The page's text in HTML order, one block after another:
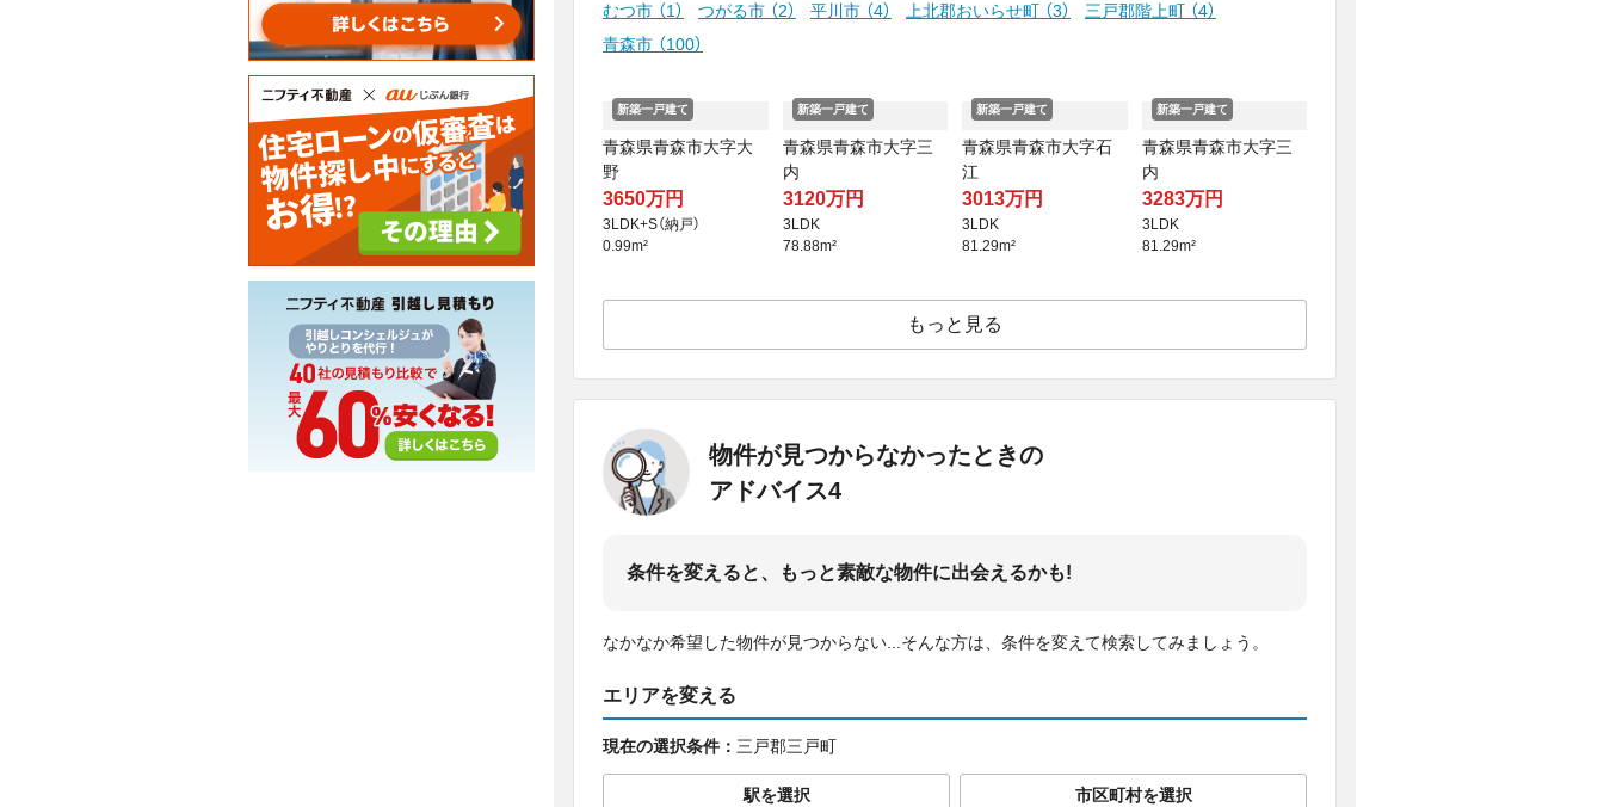
むつ市 （1） つがる市 （2） 平川市 （4） 上北郡おいらせ町 （3） 三戸郡階上町 （4）
青森市 （100）
新築一戸建て
青森県青森市大字大
野
3650万円
3LDK+S（納戸）
0.99m²
新築一戸建て
青森県青森市大字三
内
3120万円
3LDK
78.88m²
新築一戸建て
青森県青森市大字石
江
3013万円
3LDK
81.29m²
新築一戸建て
青森県青森市大字三
内
3283万円
3LDK
81.29m²
もっと見る
物件が見つからなかったときの
アドバイス4
条件を変えると、もっと素敵な物件に出会えるかも!
なかなか希望した物件が見つからない...そんな方は、条件を変えて検索してみましょう。
エリアを変える
現在の選択条件： 三戸郡三戸町
駅を選択 市区町村を選択